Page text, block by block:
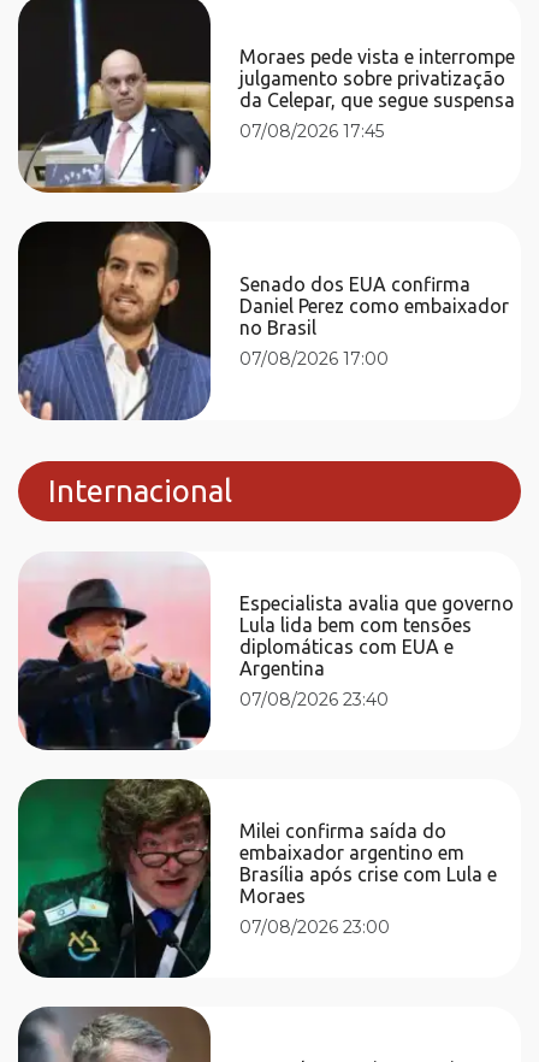
Moraes pede vista e interrompe
julgamento sobre privatização
da Celepar, que segue suspensa
07/08/2026 17:45
Senado dos EUA confirma
Daniel Perez como embaixador
no Brasil
07/08/2026 17:00
Internacional
Especialista avalia que governo
Lula lida bem com tensões
diplomáticas com EUA e
Argentina
07/08/2026 23:40
Milei confirma saída do
embaixador argentino em
Brasília após crise com Lula e
Moraes
07/08/2026 23:00